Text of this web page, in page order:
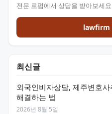
전문 로펌에서 상담을 받아보세
lawfirm
최신글
외국인비자상담, 제주변호
해결하는 법
2026년 8월 5일